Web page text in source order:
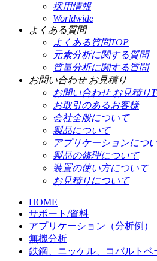
採用情報
Worldwide
よくある質問
よくある質問TOP
元素分析に関する質問
質量分析に関する質問
お問い合わせ お見積り
お問い合わせ お見積り
お取引のあるお客様
会社全般について
製品について
アプリケーションにつ
製品の修理について
装置の使い方について
お見積りについて
HOME
サポート/資料
アプリケーション（分析例）
無機分析
鉄鋼、ニッケル、コバルト